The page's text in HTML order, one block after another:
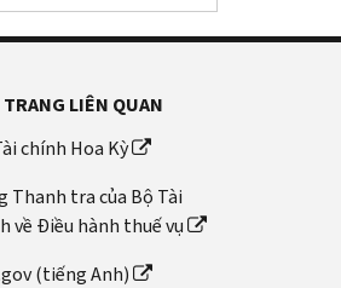
TRANG LIÊN QUAN
chính Hoa Kỳ
Thanh tra của Bộ Tài
về Điều hành thuế vụ
(tiếng Anh)